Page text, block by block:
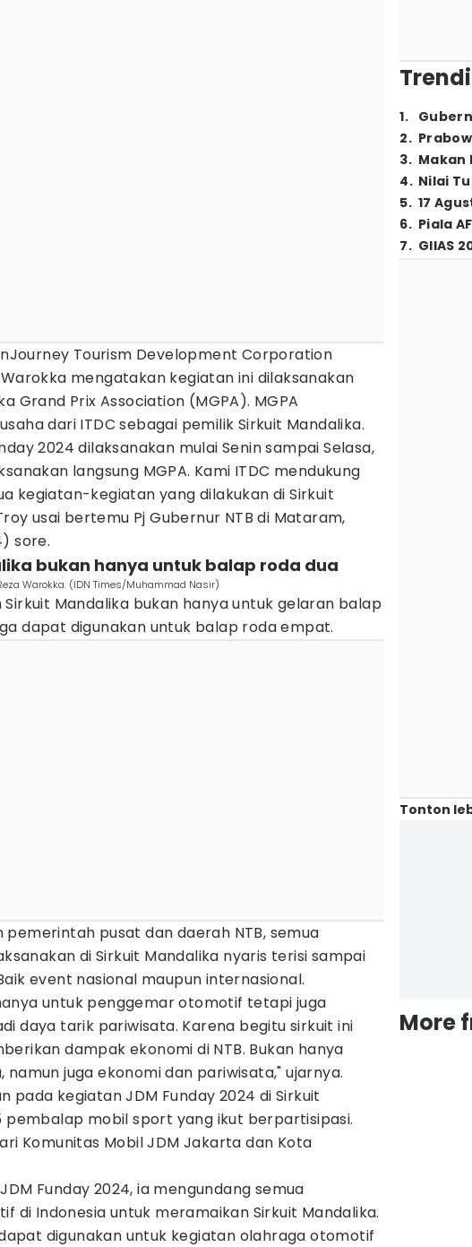
Tourism Development Corporation
mengatakan kegiatan ini dilaksanakan
Grand Prix Association (MGPA). MGPA
dari ITDC sebagai pemilik Sirkuit Mandalika.
2024 dilaksanakan mulai Senin sampai Selasa,
langsung MGPA. Kami ITDC mendukung
kegiatan-kegiatan yang dilakukan di Sirkuit
usai bertemu Pj Gubernur NTB di Mataram,
sore.
bukan hanya untuk balap roda dua
Warokka. (IDN Times/Muhammad Nasir)
Mandalika bukan hanya untuk gelaran balap
dapat digunakan untuk balap roda empat.
pemerintah pusat dan daerah NTB, semua
di Sirkuit Mandalika nyaris terisi sampai
event nasional maupun internasional.
untuk penggemar otomotif tetapi juga
daya tarik pariwisata. Karena begitu sirkuit ini
dampak ekonomi di NTB. Bukan hanya
juga ekonomi dan pariwisata," ujarnya.
pada kegiatan JDM Funday 2024 di Sirkuit
pembalap mobil sport yang ikut berpartisipasi.
Komunitas Mobil JDM Jakarta dan Kota
Funday 2024, ia mengundang semua
di Indonesia untuk meramaikan Sirkuit Mandalika.
digunakan untuk kegiatan olahraga otomotif
1.
2.
3. Makan
4. Nilai
5. 17
6. Piala
7. GIIAS
Tonton
More